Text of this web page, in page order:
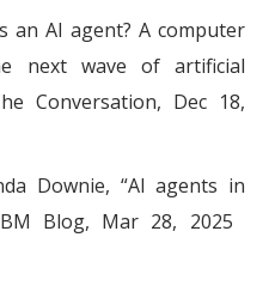
an AI agent? A computer
next wave of artificial
Conversation, Dec 18,
Downie, “AI agents in
Blog, Mar 28, 2025